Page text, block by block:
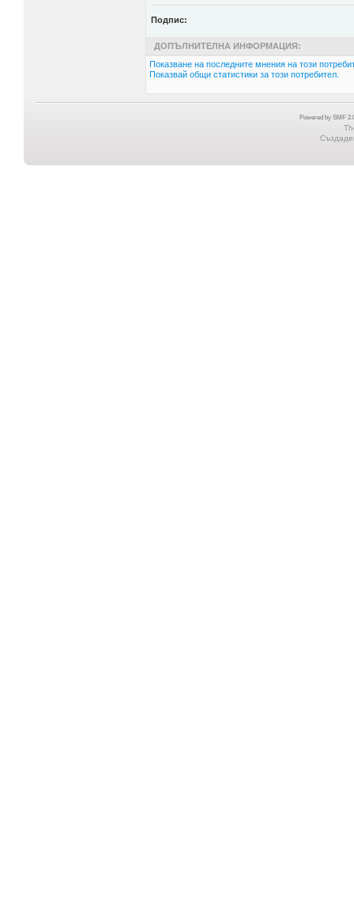
Подпис:
ДОПЪЛНИТЕЛНА ИНФОРМАЦИЯ:
Показване на последните мнения на този
Показвай общи статистики за този потребител.
Powered by SMF